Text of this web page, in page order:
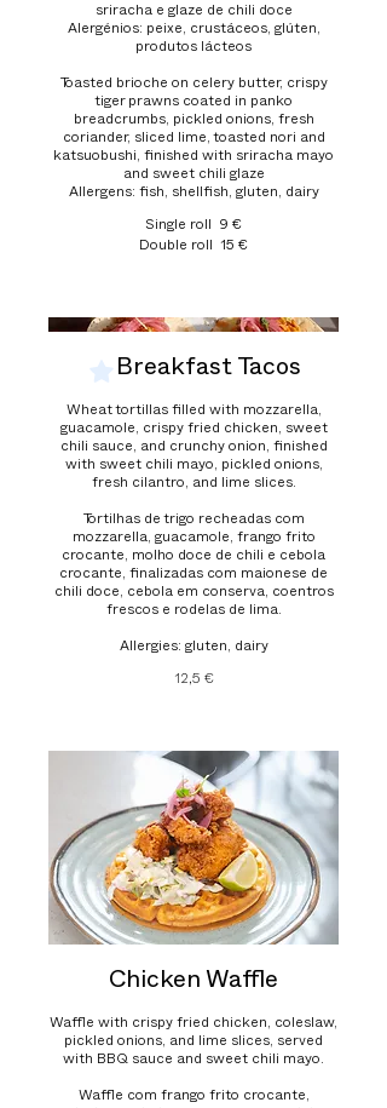
sriracha e glaze de chili doce
Alergénios: peixe, crustáceos, glúten,
produtos lácteos
Toasted brioche on celery butter, crispy
tiger prawns coated in panko
breadcrumbs, pickled onions, fresh
coriander, sliced lime, toasted nori and
katsuobushi, finished with sriracha mayo
and sweet chili glaze
Allergens: fish, shellfish, gluten, dairy
Single roll
9 €
Double roll 15 €
Breakfast Tacos
Wheat tortillas filled with mozzarella,
guacamole, crispy fried chicken, sweet
chili sauce, and crunchy onion, finished
with sweet chili mayo, pickled onions,
fresh cilantro, and lime slices.
Tortilhas de trigo recheadas com
mozzarella, guacamole, frango frito
crocante, molho doce de chili e cebola
crocante, finalizadas com maionese de
chili doce, cebola em conserva, coentros
frescos e rodelas de lima.
Allergies: gluten, dairy
12,5 €
Chicken Waffle
Waffle with crispy fried chicken, coleslaw,
pickled onions, and lime slices, served
with BBQ sauce and sweet chili mayo.
Waffle com frango frito crocante,